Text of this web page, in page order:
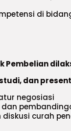
di
Pembelian
dan
negosiasi
curah